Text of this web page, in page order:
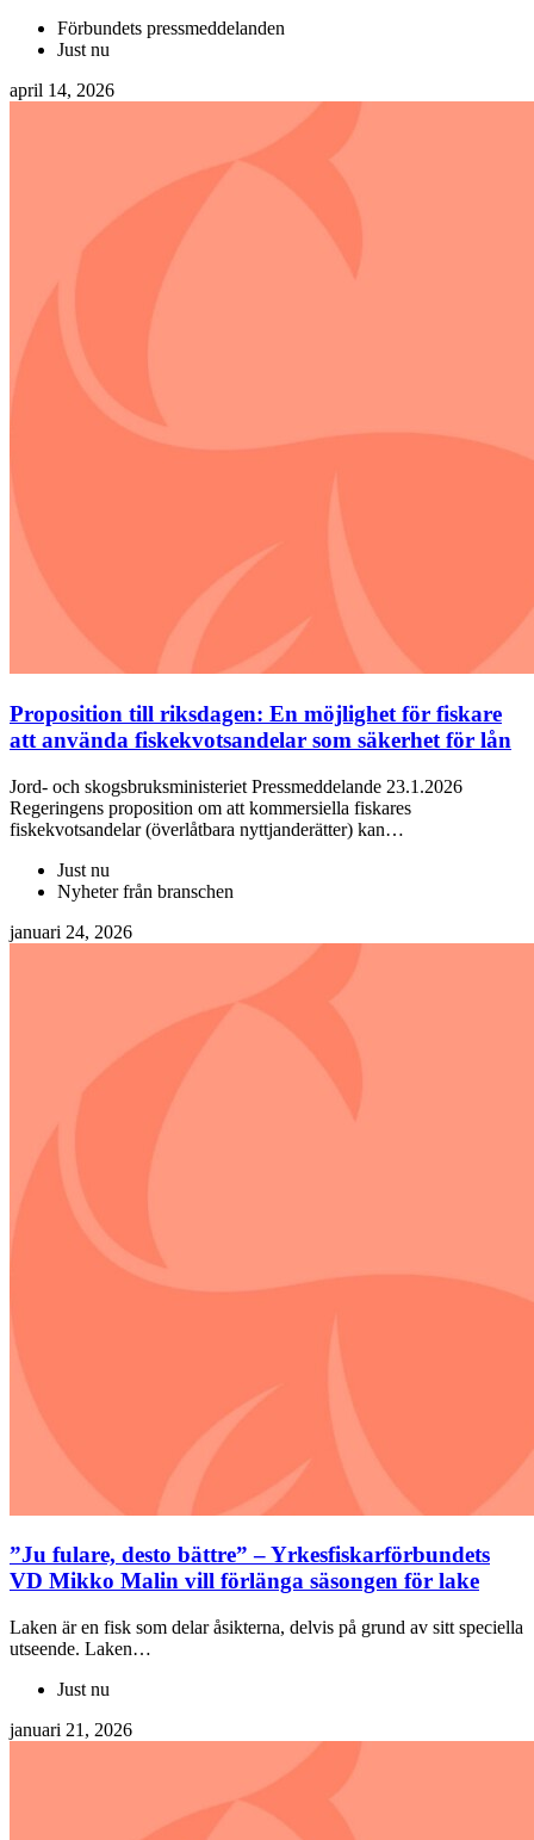
Förbundets pressmeddelanden
Just nu
april 14, 2026
Proposition till riksdagen: En möjlighet för fiskare
att använda fiskekvotsandelar som säkerhet för lån
Jord- och skogsbruksministeriet Pressmeddelande 23.1.2026
Regeringens proposition om att kommersiella fiskares
fiskekvotsandelar (överlåtbara nyttjanderätter) kan…
Just nu
Nyheter från branschen
januari 24, 2026
”Ju fulare, desto bättre” – Yrkesfiskarförbundets
VD Mikko Malin vill förlänga säsongen för lake
Laken är en fisk som delar åsikterna, delvis på grund av sitt speciella
utseende. Laken…
Just nu
januari 21, 2026